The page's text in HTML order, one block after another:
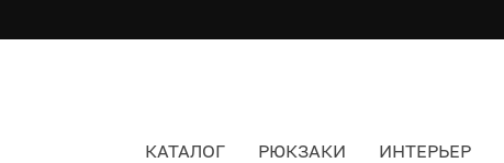
КАТАЛОГ РЮКЗАКИ ИНТЕРЬЕР